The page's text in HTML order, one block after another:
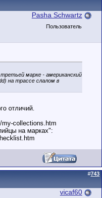
Pasha Schwartz
Пользователь
марке - американский
на трассе слалом в
отличий.
collections.htm
на марках":
#743
vicaf60